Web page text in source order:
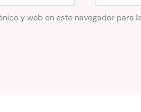
y web en este navegador para